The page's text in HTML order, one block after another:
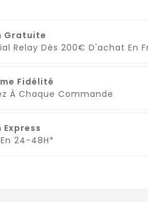
Gratuite
Relay Dès 200€ D'achat En
Fidélité
À Chaque Commande
24-48H*